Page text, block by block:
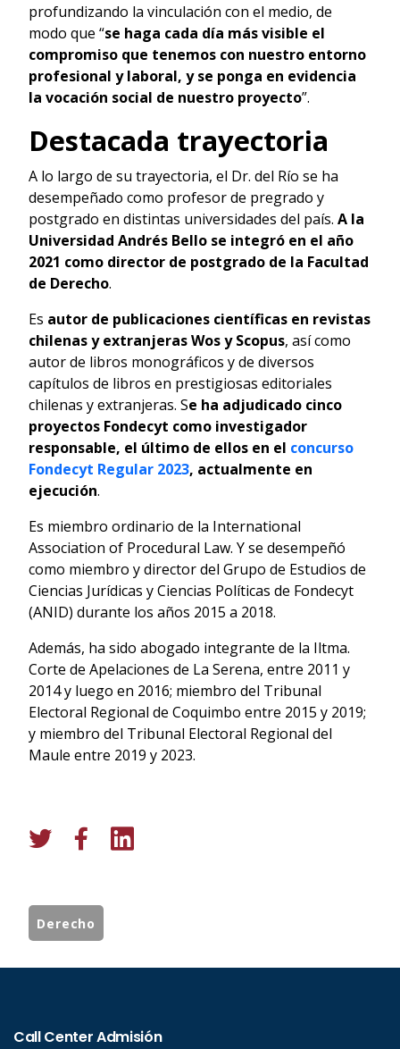
profundizando la vinculación con el medio, de
modo que “se haga cada día más visible el
compromiso que tenemos con nuestro entorno
profesional y laboral, y se ponga en evidencia
la vocación social de nuestro proyecto”.
Destacada trayectoria
A lo largo de su trayectoria, el Dr. del Río se ha
desempeñado como profesor de pregrado y
postgrado en distintas universidades del país. A la
Universidad Andrés Bello se integró en el año
2021 como director de postgrado de la Facultad
de Derecho.
Es autor de publicaciones científicas en revistas
chilenas y extranjeras Wos y Scopus, así como
autor de libros monográficos y de diversos
capítulos de libros en prestigiosas editoriales
chilenas y extranjeras. Se ha adjudicado cinco
proyectos Fondecyt como investigador
responsable, el último de ellos en el concurso
Fondecyt Regular 2023, actualmente en
ejecución.
Es miembro ordinario de la International
Association of Procedural Law. Y se desempeñó
como miembro y director del Grupo de Estudios de
Ciencias Jurídicas y Ciencias Políticas de Fondecyt
(ANID) durante los años 2015 a 2018.
Además, ha sido abogado integrante de la Iltma.
Corte de Apelaciones de La Serena, entre 2011 y
2014 y luego en 2016; miembro del Tribunal
Electoral Regional de Coquimbo entre 2015 y 2019;
y miembro del Tribunal Electoral Regional del
Maule entre 2019 y 2023.
Derecho